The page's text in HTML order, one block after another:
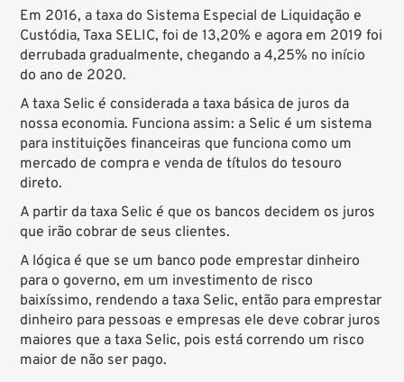
Em 2016, a taxa do Sistema Especial de Liquidação e
Custódia, Taxa SELIC, foi de 13,20% e agora em 2019 foi
derrubada gradualmente, chegando a 4,25% no início
do ano de 2020.
A taxa Selic é considerada a taxa básica de juros da
nossa economia. Funciona assim: a Selic é um sistema
para instituições financeiras que funciona como um
mercado de compra e venda de títulos do tesouro
direto.
A partir da taxa Selic é que os bancos decidem os juros
que irão cobrar de seus clientes.
A lógica é que se um banco pode emprestar dinheiro
para o governo, em um investimento de risco
baixíssimo, rendendo a taxa Selic, então para emprestar
dinheiro para pessoas e empresas ele deve cobrar juros
maiores que a taxa Selic, pois está correndo um risco
maior de não ser pago.